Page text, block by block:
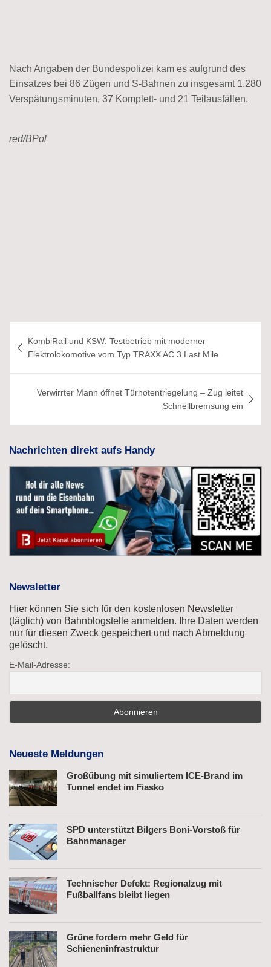
Nach Angaben der Bundespolizei kam es aufgrund des
Einsatzes bei 86 Zügen und S-Bahnen zu insgesamt 1.280
Verspätungsminuten, 37 Komplett- und 21 Teilausfällen.
red/BPol
KombiRail und KSW: Testbetrieb mit moderner
Elektrolokomotive vom Typ TRAXX AC 3 Last Mile
Verwirrter Mann öffnet Türnotentriegelung – Zug leitet
Schnellbremsung ein
Nachrichten direkt aufs Handy
Newsletter
Hier können Sie sich für den kostenlosen Newsletter
(täglich) von Bahnblogstelle anmelden. Ihre Daten werden
nur für diesen Zweck gespeichert und nach Abmeldung
gelöscht.
E-Mail-Adresse:
Neueste Meldungen
Großübung mit simuliertem ICE-Brand im
Tunnel endet im Fiasko
SPD unterstützt Bilgers Boni-Vorstoß für
Bahnmanager
Technischer Defekt: Regionalzug mit
Fußballfans bleibt liegen
Grüne fordern mehr Geld für
Schieneninfrastruktur